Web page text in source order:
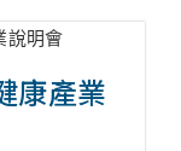
康產業